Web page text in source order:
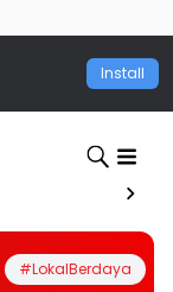
Install
#LokalBerdaya